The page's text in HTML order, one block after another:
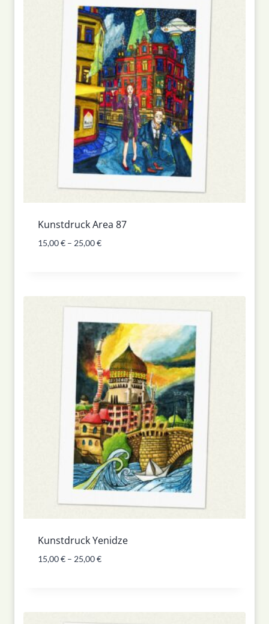
Kunstdruck Area 87
15,00€ – 25,00€
Kunstdruck Yenidze
15,00€ – 25,00€